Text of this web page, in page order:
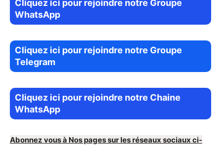
Cliquez ici pour rejoindre notre Groupe
WhatsApp
Cliquez ici pour rejoindre notre Groupe
Telegram
Cliquez ici pour rejoindre notre Chaine
WhatsApp
Abonnez vous à Nos pages sur les réseaux sociaux ci-